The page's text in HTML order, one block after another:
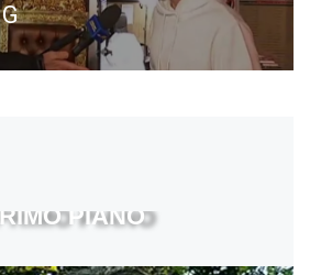
PIANO